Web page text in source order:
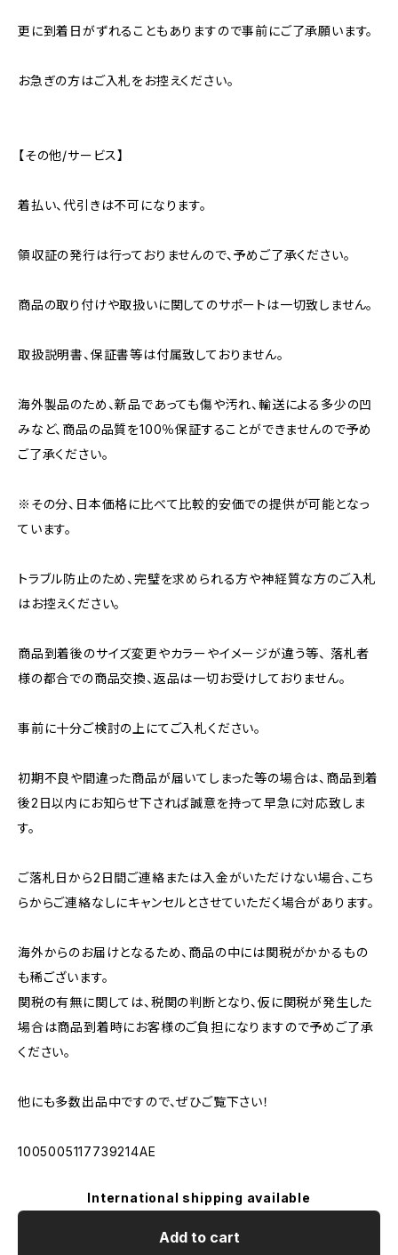
更に到着日がずれることもありますので事前にご了承願います。
お急ぎの方はご入札をお控えください。
【その他/サービス】
着払い、代引きは不可になります。
領収証の発行は行っておりませんので、予めご了承ください。
商品の取り付けや取扱いに関してのサポートは一切致しません。
取扱説明書、保証書等は付属致しておりません。
海外製品のため、新品であっても傷や汚れ、輸送による多少の凹
みなど、商品の品質を100％保証することができませんので予め
ご了承ください。
※その分、日本価格に比べて比較的安価での提供が可能となっ
ています。
トラブル防止のため、完璧を求められる方や神経質な方のご入札
はお控えください。
商品到着後のサイズ変更やカラーやイメージが違う等、 落札者
様の都合での商品交換、返品は一切お受けしておりません。
事前に十分ご検討の上にてご入札ください。
初期不良や間違った商品が届いてしまった等の場合は、商品到着
後2日以内にお知らせ下されば誠意を持って早急に対応致しま
す。
ご落札日から2日間ご連絡または入金がいただけない場合、こち
らからご連絡なしにキャンセルとさせていただく場合があります。
海外からのお届けとなるため、商品の中には関税がかかるもの
も稀ございます。
関税の有無に関しては、税関の判断となり、仮に関税が発生した
場合は商品到着時にお客様のご負担になりますので予めご了承
ください。
他にも多数出品中ですので、ぜひご覧下さい！
1005005117739214AE
International shipping available
Add to cart